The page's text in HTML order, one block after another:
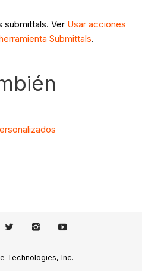
submittals. Ver Usar acciones
Submittals.
Technologies, Inc.